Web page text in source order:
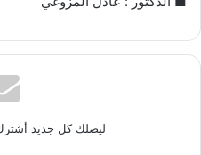
ليصلك كل جديد أشترك